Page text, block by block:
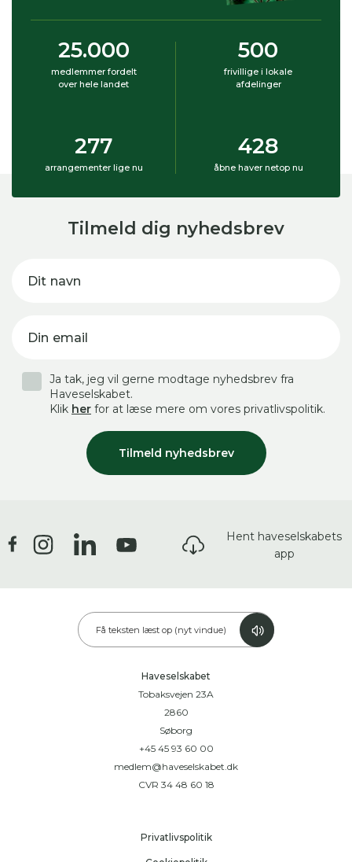
25.000
medlemmer fordelt
over hele landet
500
frivillige i lokale
afdelinger
277
arrangementer lige nu
428
åbne haver netop nu
Tilmeld dig nyhedsbrev
Dit navn
Din email
Tilmeld nyhedsbrev
Ja tak, jeg vil gerne modtage nyhedsbrev fra
Haveselskabet.
Klik her for at læse mere om vores privatlivspolitik.
Hent haveselskabets
app
Få teksten læst op (nyt vindue)
Haveselskabet
Tobaksvejen 23A
2860
Søborg
+45 45 93 60 00
medlem@haveselskabet.dk
CVR 34 48 60 18
Privatlivspolitik